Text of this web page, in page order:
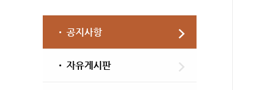
공지사항
자유게시판